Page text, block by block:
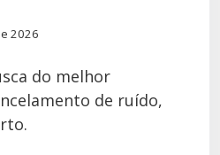
2026
do melhor
de ruído,